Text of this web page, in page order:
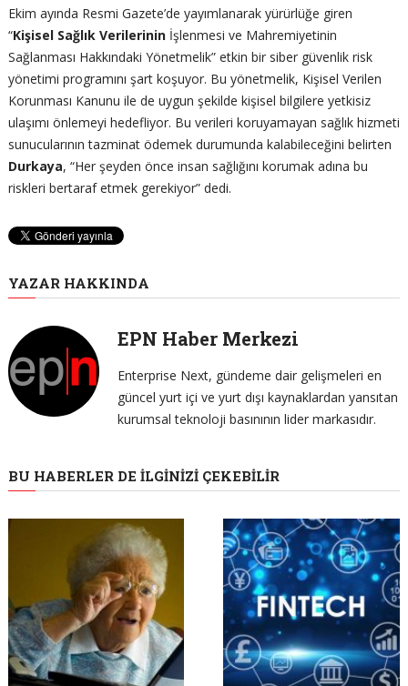
Ekim ayında Resmi Gazete’de yayımlanarak yürürlüğe giren
“Kişisel Sağlık Verilerininİşlenmesi ve Mahremiyetinin
Sağlanması Hakkındaki Yönetmelik” etkin bir siber güvenlik risk
yönetimi programını şart koşuyor. Bu yönetmelik, Kişisel Verilen
Korunması Kanunu ile de uygun şekilde kişisel bilgilere yetkisiz
ulaşımı önlemeyi hedefliyor. Bu verileri koruyamayan sağlık hizmeti
sunucularının tazminat ödemek durumunda kalabileceğini belirten
Durkaya, “Her şeyden önce insan sağlığını korumak adına bu
riskleri bertaraf etmek gerekiyor” dedi.
YAZAR HAKKINDA
EPN Haber Merkezi
Enterprise Next, gündeme dair gelişmeleri en
güncel yurt içi ve yurt dışı kaynaklardan yansıtan
kurumsal teknoloji basınının lider markasıdır.
BU HABERLER DE İLGINIZI ÇEKEBILIR